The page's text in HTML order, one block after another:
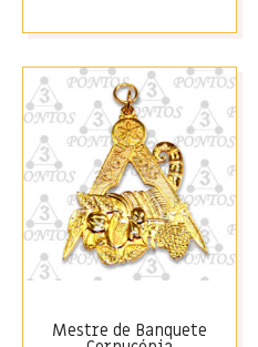
Mestre de Banquete